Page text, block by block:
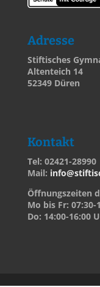
Adresse
Stiftisches
Altenteich 14
52349 Düren
Kontakt
Tel: 02421-28990
Mail:
Öffnungszeiten
Mo bis Fr:
Do: 14:00-16:00